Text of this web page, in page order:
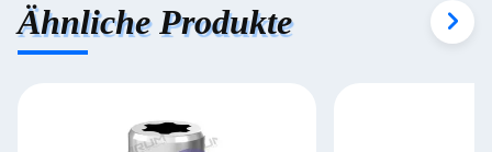
Ähnliche Produkte